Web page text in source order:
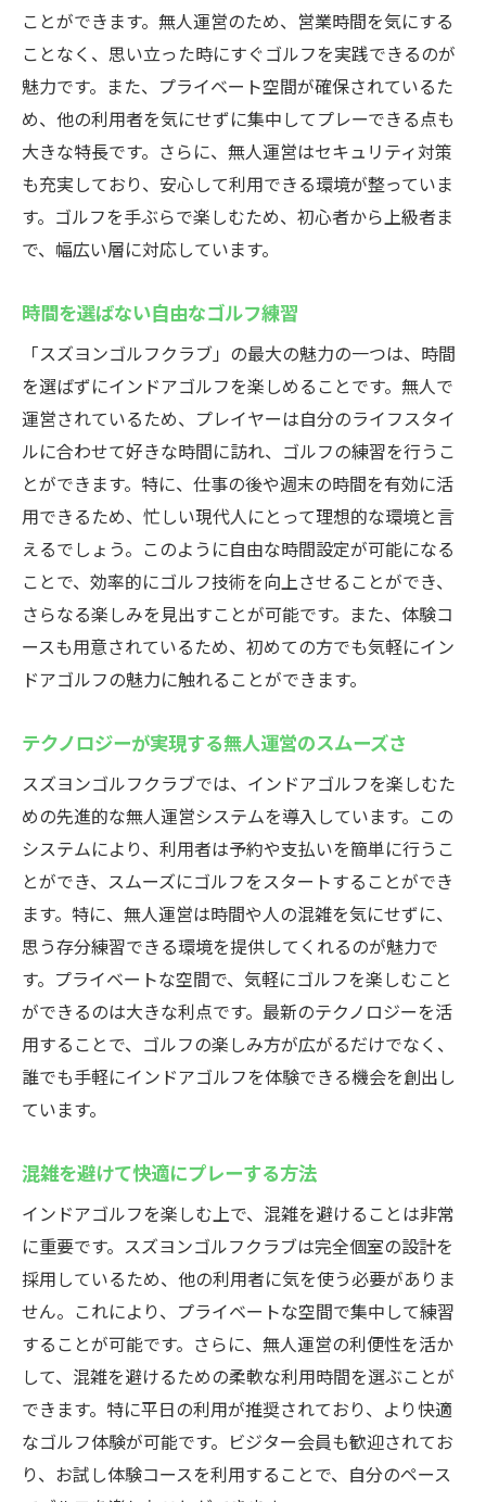
ことができます。無人運営のため、営業時間を気にする
ことなく、思い立った時にすぐゴルフを実践できるのが
魅力です。また、プライベート空間が確保されているた
め、他の利用者を気にせずに集中してプレーできる点も
大きな特長です。さらに、無人運営はセキュリティ対策
も充実しており、安心して利用できる環境が整っていま
す。ゴルフを手ぶらで楽しむため、初心者から上級者ま
で、幅広い層に対応しています。
時間を選ばない自由なゴルフ練習
「スズヨンゴルフクラブ」の最大の魅力の一つは、時間
を選ばずにインドアゴルフを楽しめることです。無人で
運営されているため、プレイヤーは自分のライフスタイ
ルに合わせて好きな時間に訪れ、ゴルフの練習を行うこ
とができます。特に、仕事の後や週末の時間を有効に活
用できるため、忙しい現代人にとって理想的な環境と言
えるでしょう。このように自由な時間設定が可能になる
ことで、効率的にゴルフ技術を向上させることができ、
さらなる楽しみを見出すことが可能です。また、体験コ
ースも用意されているため、初めての方でも気軽にイン
ドアゴルフの魅力に触れることができます。
テクノロジーが実現する無人運営のスムーズさ
スズヨンゴルフクラブでは、インドアゴルフを楽しむた
めの先進的な無人運営システムを導入しています。この
システムにより、利用者は予約や支払いを簡単に行うこ
とができ、スムーズにゴルフをスタートすることができ
ます。特に、無人運営は時間や人の混雑を気にせずに、
思う存分練習できる環境を提供してくれるのが魅力で
す。プライベートな空間で、気軽にゴルフを楽しむこと
ができるのは大きな利点です。最新のテクノロジーを活
用することで、ゴルフの楽しみ方が広がるだけでなく、
誰でも手軽にインドアゴルフを体験できる機会を創出し
ています。
混雑を避けて快適にプレーする方法
インドアゴルフを楽しむ上で、混雑を避けることは非常
に重要です。スズヨンゴルフクラブは完全個室の設計を
採用しているため、他の利用者に気を使う必要がありま
せん。これにより、プライベートな空間で集中して練習
することが可能です。さらに、無人運営の利便性を活か
して、混雑を避けるための柔軟な利用時間を選ぶことが
できます。特に平日の利用が推奨されており、より快適
なゴルフ体験が可能です。ビジター会員も歓迎されてお
り、お試し体験コースを利用することで、自分のペース